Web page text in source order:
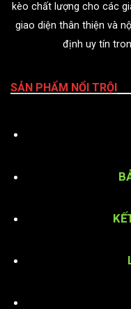
kèo chất lượng cho các
giao diện thân thiện và
định uy tín
SẢN PHẨM NỔI TRỘI